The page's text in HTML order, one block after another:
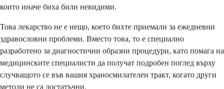
които иначе биха били невидими.
Това лекарство не е нещо, което бихте приемали за ежедневни
здравословни проблеми. Вместо това, то е специално
разработено за диагностични образни процедури, като помага на
медицинските специалисти да получат подробен поглед върху
случващото се във вашия храносмилателен тракт, когато други
методи не са достатъчни.